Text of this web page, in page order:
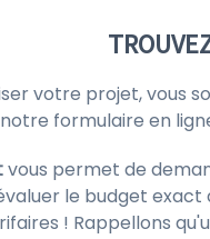
votre projet, vous
notre formulaire en
vous permet de
le budget exact
! Rappellons